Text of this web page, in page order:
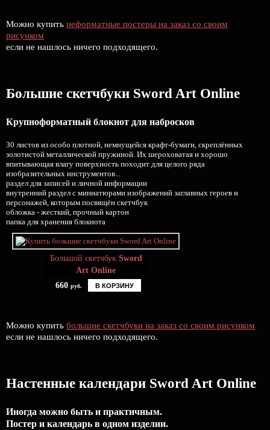
Можно купить неформатные постеры на заказ со своим
рисунком
если не нашлось ничего подходящего.
Большие скетчбуки Sword Art Online
Крупноформатный блокнот для набросков
30 листов из особо плотной, немнущейся крафт-бумаги, скреплённых
золотистой металлической пружиной. Их шероховатая и хорошо
впитывающая влагу поверхность походит для целого ряда
изобразительных инструментов...
раздел для записей и личной информации
внутренний раздел с миниатюрами изображений заглавных героев и
персонажей, которым посвящён скетчбук
обложка - жесткий, прочный картон
папка для хранения блокнота
Большой скетчбук Sword
Art Online
660 руб. В КОРЗИНУ
Можно купить большие скетчбуки на заказ со своим рисунком
если не нашлось ничего подходящего.
Настенные календари Sword Art Online
Иногда можно быть и практичным.
Постер и календарь в одном изделии.